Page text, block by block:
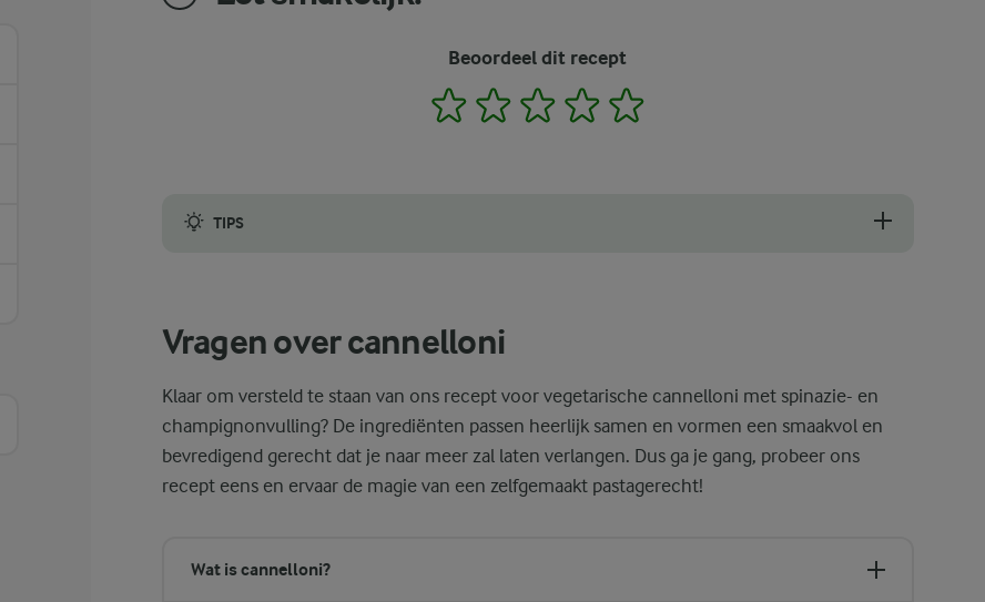
Beoordeel dit recept
1 2 3 4
TIPS
Vragen over cannelloni
Klaar om versteld te staan van ons recept voor vegetarische cannelloni met spinazie- en
champignonvulling? De ingrediënten passen heerlijk samen en vormen een smaakvol en
bevredigend gerecht dat je naar meer zal laten verlangen. Dus ga je gang, probeer ons
recept eens en ervaar de magie van een zelfgemaakt pastagerecht!
Wat is cannelloni?